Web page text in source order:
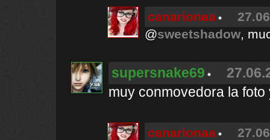
canarionaa
@sweetshadow,
supersnake69
muy conmovedora la
canarionaa